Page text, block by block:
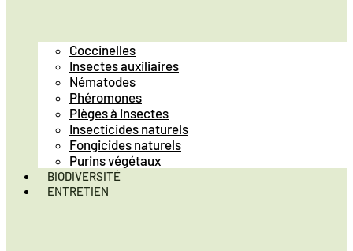
Coccinelles
Insectes auxiliaires
Nématodes
Phéromones
Pièges à insectes
Insecticides naturels
Fongicides naturels
Purins végétaux
BIODIVERSITÉ
ENTRETIEN